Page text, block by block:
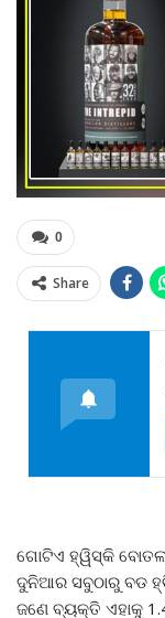
0
Share
ଗୋଟିଏ ହ୍ୱିସ୍କି ବୋତଲ
ଦୁନିଆର ସବୁଠାରୁ ବଡ
ଜଣେ ବ୍ୟକ୍ତି ଏହାକୁ